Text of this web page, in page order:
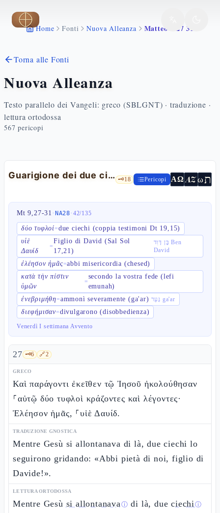
Vai al contenuto principale
Home Fonti Nuova Alleanza Matteo 9 27 31
Torna alle Fonti
Nuova Alleanza
Testo parallelo dei Vangeli: greco (SBLGNT) · traduzione ·
lettura ortodossa
567 pericopi
Guarigione dei due ciechi 🗝️18 Pericopi ΑΩ AZωת
Mt 9,27-31 · NA28· 42/135
δύο τυφλοί=due ciechi (coppia testimoni Dt 19,15)
υἱὲ
Δαυίδ
=
Figlio di David (Sal Sol
17,21)
בֶּן דָּוִד Ben
David
ἐλέησον ἡμᾶς=abbi misericordia (chesed)
κατὰ τὴν πίστιν
ὑμῶν
=
secondo la vostra fede (lefi
emunah)
ἐνεβριμήθη=ammonì severamente (ga'ar) גָּעַר ga'ar
διεφήμισαν=divulgarono (disobbedienza)
Venerdì I settimana Avvento
27 🗝️6 🔗2
GRECO
Καὶ παράγοντι ἐκεῖθεν τῷ Ἰησοῦ ἠκολούθησαν
⸀αὐτῷ δύο τυφλοὶ κράζοντες καὶ λέγοντες·
Ἐλέησον ἡμᾶς, ⸀υἱὲ Δαυίδ.
TRADUZIONE GNOSTICA
Mentre Gesù si allontanava di là, due ciechi lo
seguirono gridando: «Abbi pietà di noi, figlio di
Davide!».
LETTURA ORTODOSSA
Mentre Gesù si allontanavaⓘ di là, dueciechiⓘ